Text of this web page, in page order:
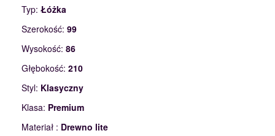
Typ: Łóżka
Szerokość: 99
Wysokość: 86
Głębokość: 210
Styl: Klasyczny
Klasa: Premium
Materiał : Drewno lite